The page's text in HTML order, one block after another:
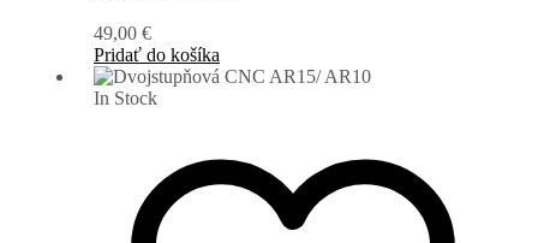
49,00 €
Pridať do košíka
In Stock